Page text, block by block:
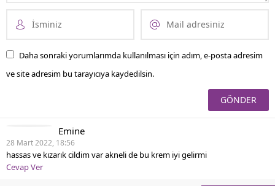
Daha sonraki yorumlarımda kullanılması için adım, e-posta adresim
ve site adresim bu tarayıcıya kaydedilsin.
Emine
28 Mart 2022, 18:56
hassas ve kızarık cildim var akneli de bu krem iyi gelirmi
Cevap Ver